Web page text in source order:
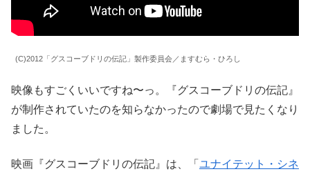
(C)2012「グスコーブドリの伝記」製作委員会／ますむら・ひろし
映像もすごくいいですね〜っ。『グスコーブドリの伝記』
が制作されていたのを知らなかったので劇場で見たくなり
ました。
映画『グスコーブドリの伝記』は、「 ユナイテット・シネ